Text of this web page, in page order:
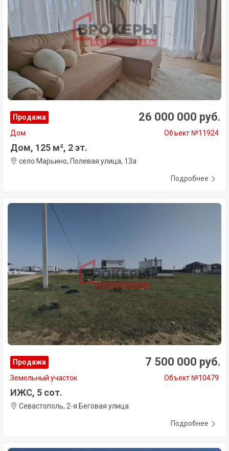
Продажа 26 000 000 руб.
Дом Объект №11924
Дом, 125 м², 2 эт.
село Марьино, Полевая улица, 13а
Подробнее
Продажа 7 500 000 руб.
Земельный участок Объект №10479
ИЖС, 5 сот.
Севастополь, 2-я Беговая улица
Подробнее